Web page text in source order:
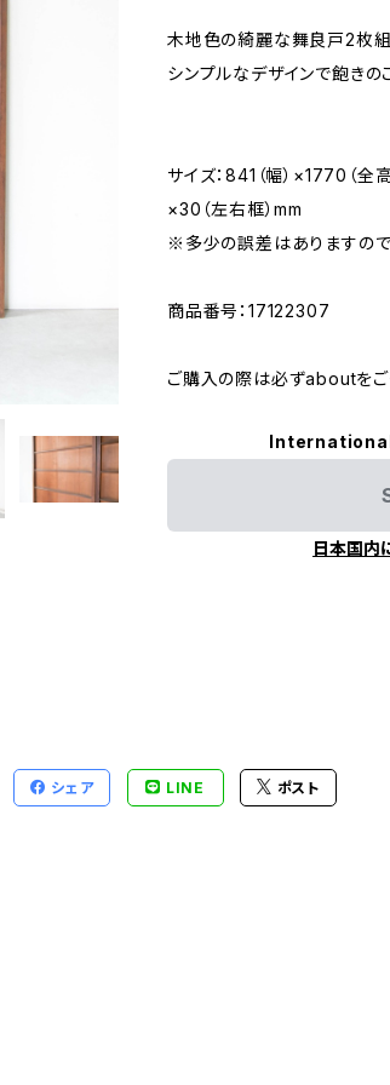
木地色の綺麗な舞良戸2枚組
シンプルなデザインで飽きの
サイズ：841（幅）×1770（全
×30（左右框）mm
※多少の誤差はありますので
商品番号：17122307
ご購入の際は必ずaboutをご
日本国内
シェア LINE ポスト